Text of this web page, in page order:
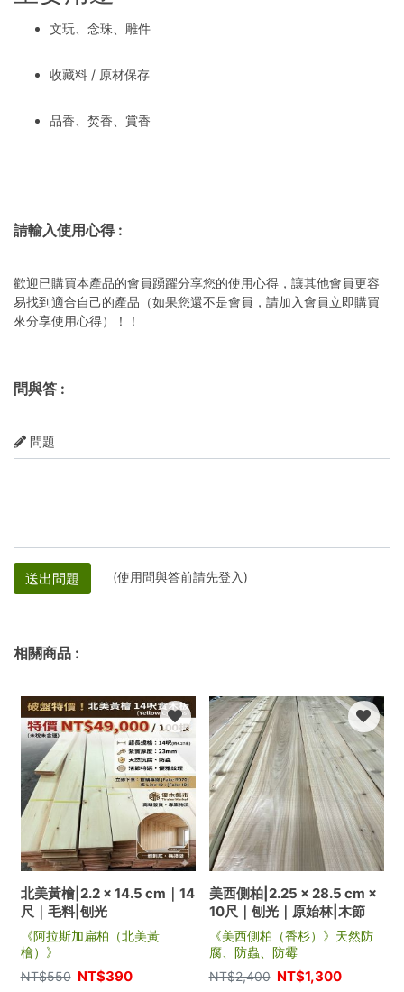
文玩、念珠、雕件
收藏料 / 原材保存
品香、焚香、賞香
請輸入使用心得:
歡迎已購買本產品的會員踴躍分享您的使用心得，讓其他會員更容
易找到適合自己的產品（如果您還不是會員，請加入會員立即購買
來分享使用心得）！！
問與答 :
問題
送出問題 (使用問與答前請先登入)
相關商品 :
北美黃檜|2.2 × 14.5 cm｜14
尺｜毛料|刨光
《阿拉斯加扁柏（北美黃
檜）》
NT$550 NT$390
美西側柏|2.25 × 28.5 cm ×
10尺｜刨光｜原始林|木節
《美西側柏（香杉）》天然防
腐、防蟲、防霉
NT$2,400 NT$1,300